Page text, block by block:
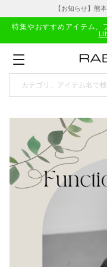
【お知らせ】熊
特集やおすすめアイテム、